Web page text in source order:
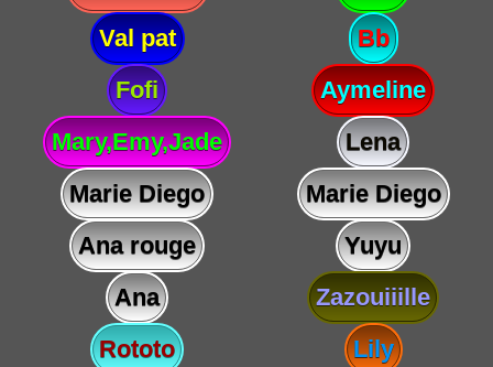
Val pat
Bb
Fofi
Aymeline
Mary,Emy,Jade
Lena
Marie Diego
Marie Diego
Ana rouge
Yuyu
Ana
Zazouiiille
Rototo
Lily